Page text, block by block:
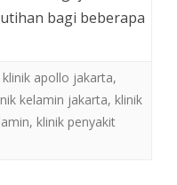
bagi beberapa
klinik apollo jakarta,
kelamin jakarta, klinik
, klinik penyakit